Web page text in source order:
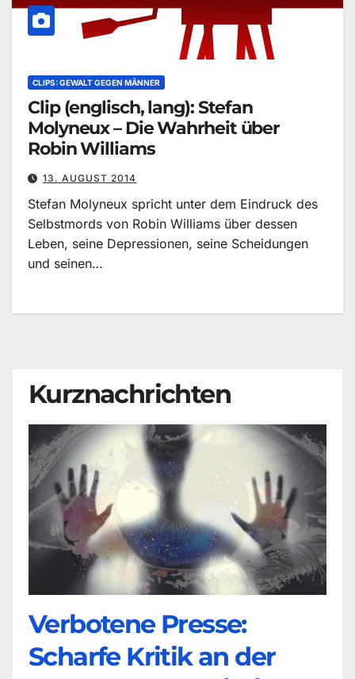
CLIPS: GEWALT GEGEN MÄNNER
Clip (englisch, lang): Stefan
Molyneux – Die Wahrheit über
Robin Williams
13. AUGUST 2014
Stefan Molyneux spricht unter dem Eindruck des
Selbstmords von Robin Williams über dessen
Leben, seine Depressionen, seine Scheidungen
und seinen…
Kurznachrichten
Verbotene Presse:
Scharfe Kritik an der